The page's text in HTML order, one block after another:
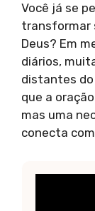
Você já se
transformar
Deus? Em
diários,
distantes do
que a
mas uma
conecta